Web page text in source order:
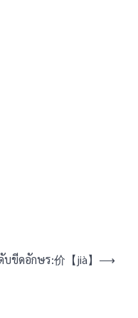
บขีดอักษร:价【jià】 ⟶